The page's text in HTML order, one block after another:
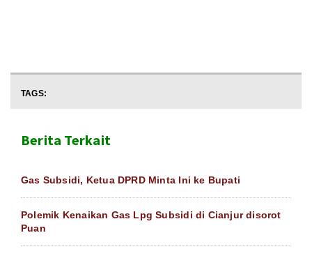
TAGS:
Berita Terkait
Gas Subsidi, Ketua DPRD Minta Ini ke Bupati
Polemik Kenaikan Gas Lpg Subsidi di Cianjur disorot
Puan